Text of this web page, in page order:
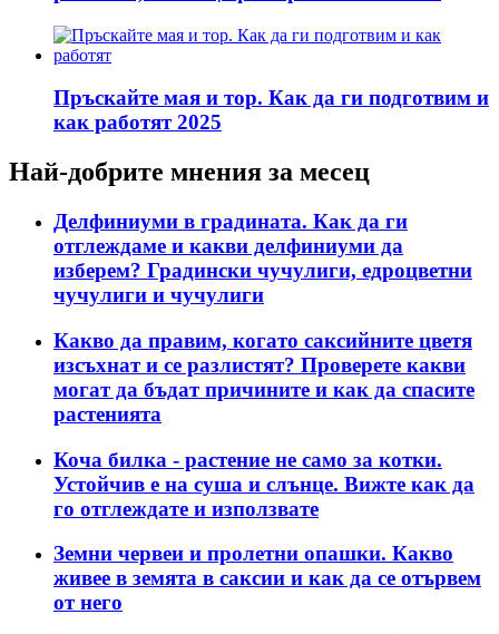
Пръскайте мая и тор. Как да ги подготвим и
как работят 2025
Най-добрите мнения за месец
Делфиниуми в градината. Как да ги
отглеждаме и какви делфиниуми да
изберем? Градински чучулиги, едроцветни
чучулиги и чучулиги
Какво да правим, когато саксийните цветя
изсъхнат и се разлистят? Проверете какви
могат да бъдат причините и как да спасите
растенията
Коча билка - растение не само за котки.
Устойчив е на суша и слънце. Вижте как да
го отглеждате и използвате
Земни червеи и пролетни опашки. Какво
живее в земята в саксии и как да се отървем
от него